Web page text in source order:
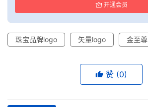
开通会员
珠宝品牌logo 矢量logo 金至尊
赞 (0)